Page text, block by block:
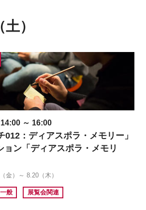
）
～ 16:00
012：ディアスポラ・メモリー」
ョン「ディアスポラ・メモリ
金）～ 8.20（木）
一般 展覧会関連